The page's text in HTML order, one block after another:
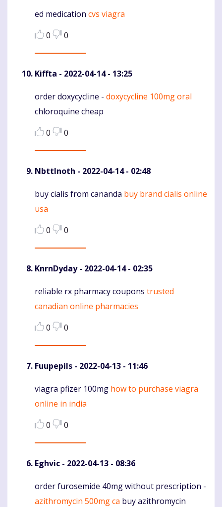
Komentaras
ed medication cvs viagra
0
0
Kiffta - 2022-04-14 - 13:25
Komentaras
order doxycycline - doxycycline 100mg oral
chloroquine cheap
0
0
NbttInoth - 2022-04-14 - 02:48
Komentaras
buy cialis from cananda buy brand cialis online
usa
0
0
KnrnDyday- 2022-04-14 - 02:35
Komentaras
reliable rx pharmacy coupons trusted
canadian online pharmacies
0
0
Fuupepils - 2022-04-13 - 11:46
Komentaras
viagra pfizer 100mg how to purchase viagra
online in india
0
0
Eghvic - 2022-04-13 - 08:36
Komentaras
order furosemide 40mg without prescription -
azithromycin 500mg ca buy azithromycin